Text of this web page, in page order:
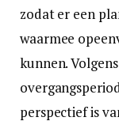
zodat er een
waarmee
kunnen.
perspectief is